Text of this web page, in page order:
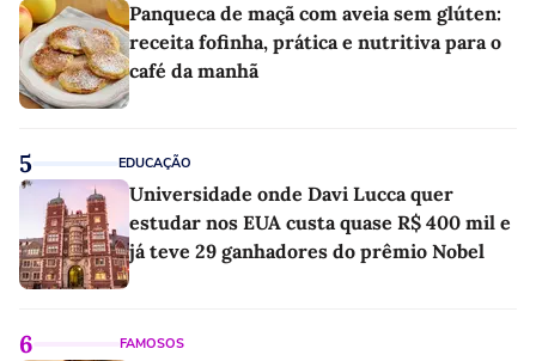
Panqueca de maçã com aveia sem glúten:
receita fofinha, prática e nutritiva para o
café da manhã
5 EDUCAÇÃO
Universidade onde Davi Lucca quer
estudar nos EUA custa quase R$ 400 mil e
já teve 29 ganhadores do prêmio Nobel
6 FAMOSOS